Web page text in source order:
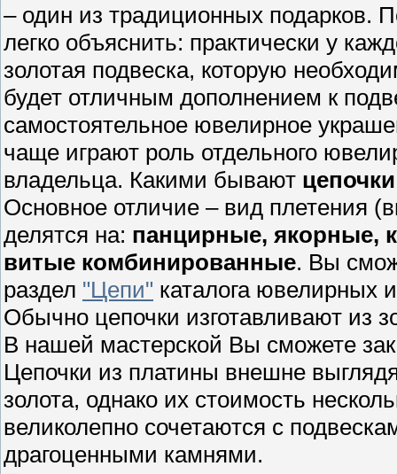
– один из традиционных подарков.
легко объяснить: практически у
золотая подвеска, которую
будет отличным дополнением к
самостоятельное ювелирное
чаще играют роль отдельного
владельца. Какими бывают цепочки
Основное отличие – вид плетения
делятся на: панцирные, якорные,
витые комбинированные. Вы
раздел "Цепи" каталога ювелирных
Обычно цепочки изготавливают из
В нашей мастерской Вы сможете
Цепочки из платины внешне
золота, однако их стоимость
великолепно сочетаются с
драгоценными камнями.